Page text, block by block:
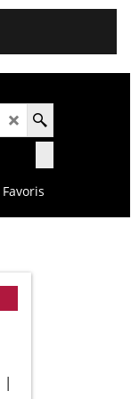
Favoris